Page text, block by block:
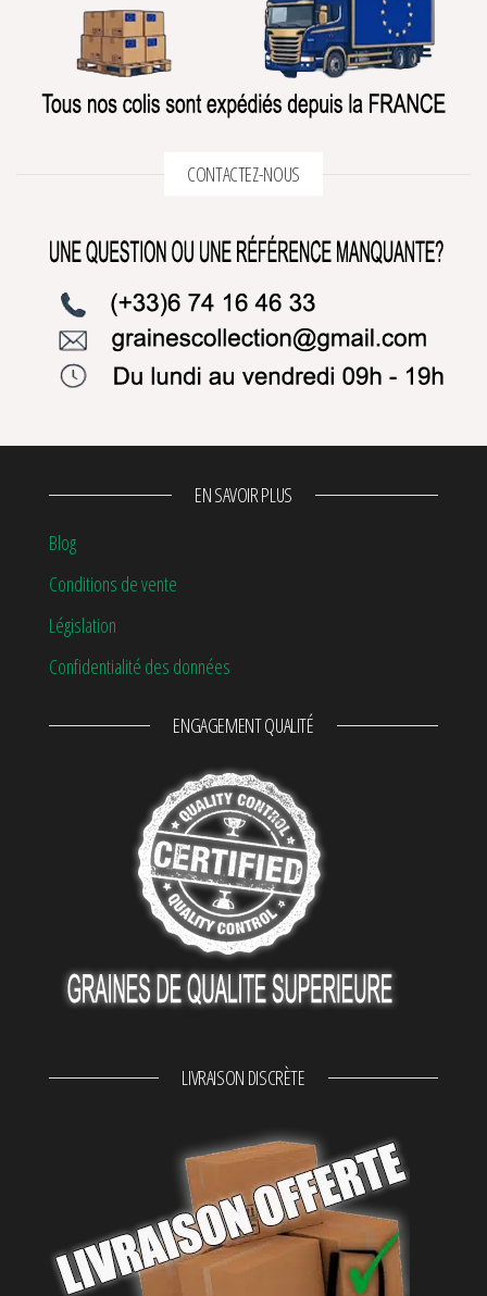
CONTACTEZ-NOUS
EN SAVOIR PLUS
Blog
Conditions de vente
Législation
Confidentialité des données
ENGAGEMENT QUALITÉ
LIVRAISON DISCRÈTE